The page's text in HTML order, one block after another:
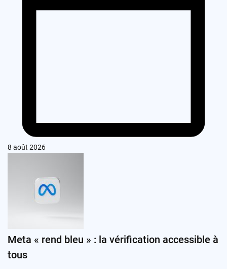
8 août 2026
Meta « rend bleu » : la vérification accessible à
tous